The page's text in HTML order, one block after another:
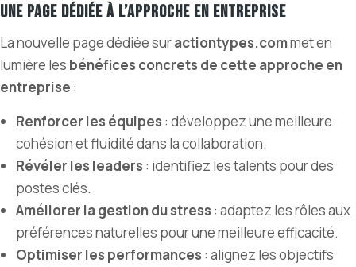
Une page dédiée à l’approche en entreprise
La nouvelle page dédiée suractiontypes.commet en
lumière les bénéfices concrets de cette approche en
entreprise :
Renforcer les équipes : développez une meilleure
cohésion et fluidité dans la collaboration.
Révéler les leaders : identifiez les talents pour des
postes clés.
Améliorer la gestion du stress : adaptez les rôles aux
préférences naturelles pour une meilleure efficacité.
Optimiser les performances : alignez les objectifs